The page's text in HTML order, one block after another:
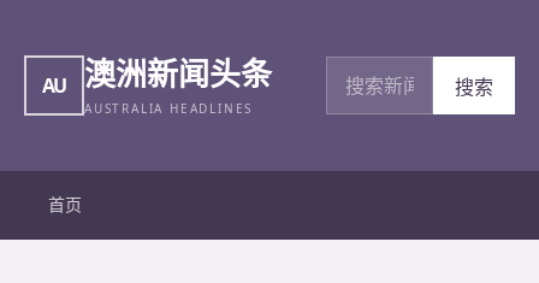
AU 澳洲新闻头条
AUSTRALIA HEADLINES
搜索新闻
搜索
首页